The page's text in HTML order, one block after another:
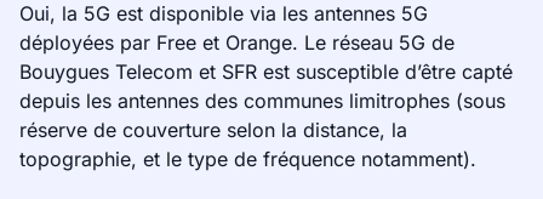
Oui, la 5G est disponible via les antennes 5G
déployées par Free et Orange. Le réseau 5G de
Bouygues Telecom et SFR est susceptible d’être capté
depuis les antennes des communes limitrophes (sous
réserve de couverture selon la distance, la
topographie, et le type de fréquence notamment).